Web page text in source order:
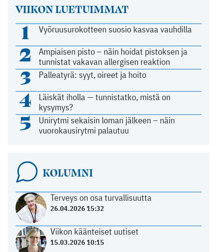
VIIKON LUETUIMMAT
1 Vyöruusurokotteen suosio kasvaa vauhdilla
2
Ampiaisen pisto – näin hoidat pistoksen ja
tunnistat vakavan allergisen reaktion
3 Palleatyrä: syyt, oireet ja hoito
4
Läiskät iholla — tunnistatko, mistä on
kysymys?
5
Unirytmi sekaisin loman jälkeen – näin
vuorokausirytmi palautuu
KOLUMNI
Terveys on osa turvallisuutta
26.04.2026 15:32
Viikon käänteiset uutiset
15.03.2026 10:15